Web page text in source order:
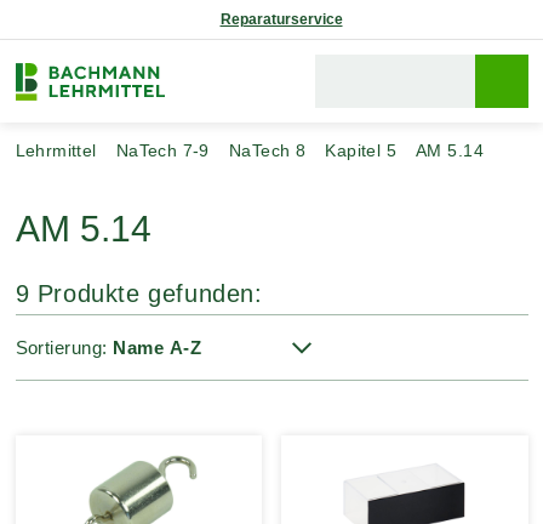
Reparaturservice
Lehrmittel NaTech 7-9 NaTech 8 Kapitel 5 AM 5.14
AM 5.14
9 Produkte gefunden:
Sortierung: